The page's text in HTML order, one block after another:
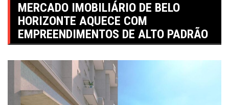
MERCADO IMOBILIÁRIO DE BELO
HORIZONTE AQUECE COM
EMPREENDIMENTOS DE ALTO PADRÃO